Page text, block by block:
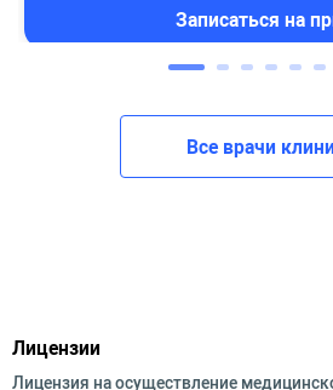
Записаться на
Все врачи
Лицензии
Лицензия на осуществление